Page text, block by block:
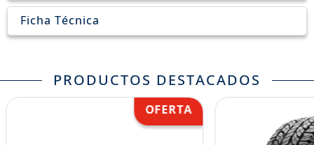
Ficha Técnica
PRODUCTOS DESTACADOS